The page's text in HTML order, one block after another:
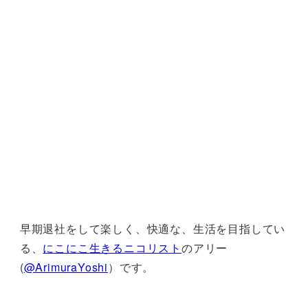
早期退社をして楽しく、快適な、生活を目指してい
る、 にこにこ生きるニコリストのアリー
(@ArimuraYoshi）です。